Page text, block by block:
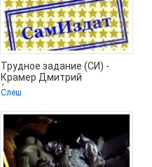
Трудное задание (СИ) -
Крамер Дмитрий
(электронные книги
Слеш